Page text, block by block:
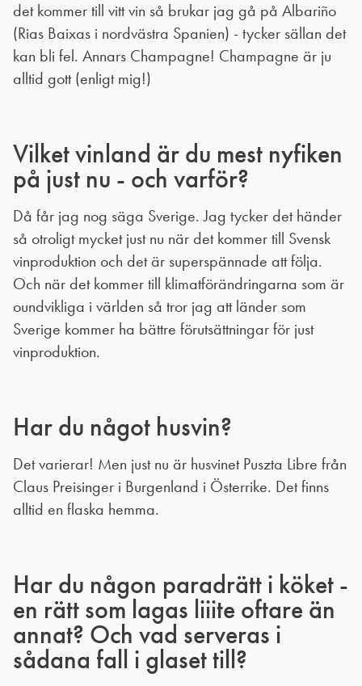
det kommer till vitt vin så brukar jag gå på Albariño
(Rias Baixas i nordvästra Spanien) - tycker sällan det
kan bli fel. Annars Champagne! Champagne är ju
alltid gott (enligt mig!)
Vilket vinland är du mest nyfiken
på just nu - och varför?
Då får jag nog säga Sverige. Jag tycker det händer
så otroligt mycket just nu när det kommer till Svensk
vinproduktion och det är superspännade att följa.
Och när det kommer till klimatförändringarna som är
oundvikliga i världen så tror jag att länder som
Sverige kommer ha bättre förutsättningar för just
vinproduktion.
Har du något husvin?
Det varierar! Men just nu är husvinet Puszta Libre från
Claus Preisinger i Burgenland i Österrike. Det finns
alltid en flaska hemma.
Har du någon paradrätt i köket -
en rätt som lagas liiite oftare än
annat? Och vad serveras i
sådana fall i glaset till?